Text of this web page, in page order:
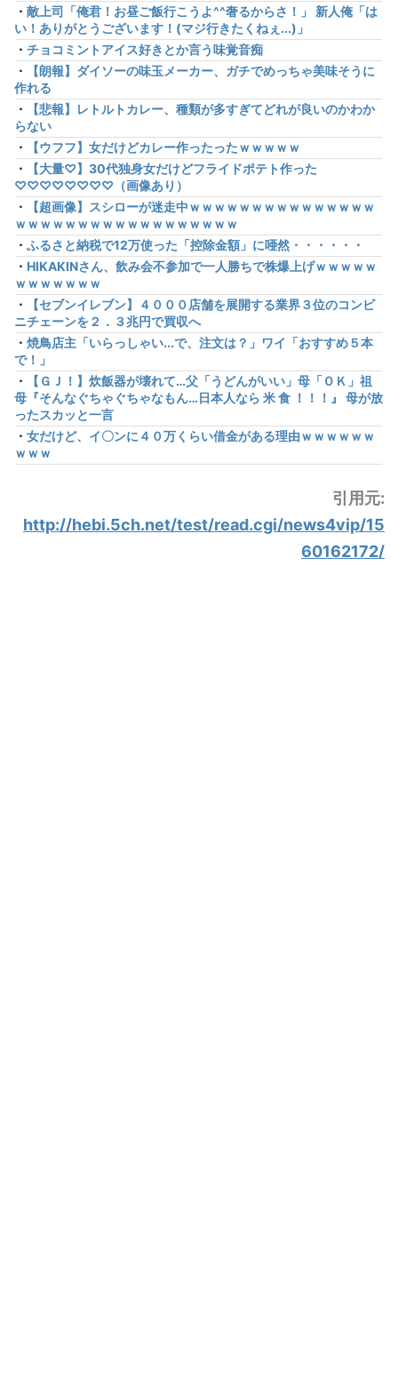
・ 敵上司「俺君！お昼ご飯行こうよ^^奢るからさ！」 新人俺「は
い！ありがとうございます！(マジ行きたくねぇ...)」
・ チョコミントアイス好きとか言う味覚音痴
・
【朗報】ダイソーの味玉メーカー、ガチでめっちゃ美味そうに
作れる
・
【悲報】レトルトカレー、種類が多すぎてどれが良いのかわか
らない
・
【ウフフ】女だけどカレー作ったったｗｗｗｗｗ
・
【大量♡】30代独身女だけどフライドポテト作った
♡♡♡♡♡♡♡♡（画像あり）
・
【超画像】スシローが迷走中ｗｗｗｗｗｗｗｗｗｗｗｗｗｗｗ
ｗｗｗｗｗｗｗｗｗｗｗｗｗｗｗｗｗｗ
・ ふるさと納税で12万使った「控除金額」に唖然・・・・・・
・ HIKAKINさん、飲み会不参加で一人勝ちで株爆上げｗｗｗｗｗ
ｗｗｗｗｗｗｗ
・
【セブンイレブン】４０００店舗を展開する業界３位のコンビ
ニチェーンを２．３兆円で買収へ
・ 焼鳥店主「いらっしゃい...で、注文は？」ワイ「おすすめ５本
で！」
・
【ＧＪ！】炊飯器が壊れて…父「うどんがいい」母「ＯＫ」祖
母『そんなぐちゃぐちゃなもん…日本人なら 米 食 ！！！』 母が放
ったスカッと一言
・ 女だけど、イ〇ンに４０万くらい借金がある理由ｗｗｗｗｗｗ
ｗｗｗ
引用元:
http://hebi.5ch.net/test/read.cgi/news4vip/15
60162172/